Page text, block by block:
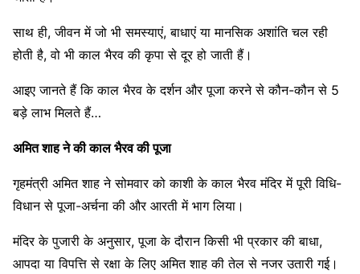
साथ ही, जीवन में जो भी समस्याएं, बाधाएं या मानसिक अशांति चल रही
होती है, वो भी काल भैरव की कृपा से दूर हो जाती हैं।
आइए जानते हैं कि काल भैरव के दर्शन और पूजा करने से कौन-कौन से 5
बड़े लाभ मिलते हैं…
अमित शाह ने की काल भैरव की पूजा
गृहमंत्री अमित शाह ने सोमवार को काशी के काल भैरव मंदिर में पूरी विधि-
विधान से पूजा-अर्चना की और आरती में भाग लिया।
मंदिर के पुजारी के अनुसार, पूजा के दौरान किसी भी प्रकार की बाधा,
आपदा या विपत्ति से रक्षा के लिए अमित शाह की तेल से नजर उतारी गई।